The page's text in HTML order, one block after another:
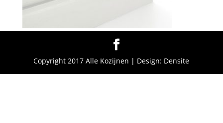
Copyright 2017 Alle Kozijnen | Design: Densite